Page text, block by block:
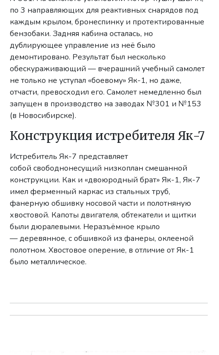
по 3 направляющих для реактивных снарядов под
каждым крылом, бронеспинку и протектированные
бензобаки. Задняя кабина осталась, но
дублирующее управление из неё было
демонтировано. Результат был несколько
обескураживающий — вчерашний учебный самолет
не только не уступал «боевому» Як-1, но даже,
отчасти, превосходил его. Самолет немедленно был
запущен в производство на заводах №301 и №153
(в Новосибирске).
Конструкция истребителя Як-7
Истребитель Як-7 представляет
собой свободнонесущий низкоплан смешанной
конструкции. Как и «двоюродный брат» Як-1, Як-7
имел ферменный каркас из стальных труб,
фанерную обшивку носовой части и полотняную
хвостовой. Капоты двигателя, обтекатели и щитки
были дюралевыми. Неразъёмное крыло
— деревянное, с обшивкой из фанеры, оклееной
полотном. Хвостовое оперение, в отличие от Як-1
было металлическое.